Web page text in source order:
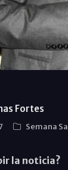
Fortes
Semana
la noticia?